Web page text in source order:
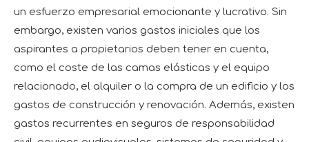
un esfuerzo empresarial emocionante y lucrativo. Sin
embargo, existen varios gastos iniciales que los
aspirantes a propietarios deben tener en cuenta,
como el coste de las camas elásticas y el equipo
relacionado, el alquiler o la compra de un edificio y los
gastos de construcción y renovación. Además, existen
gastos recurrentes en seguros de responsabilidad